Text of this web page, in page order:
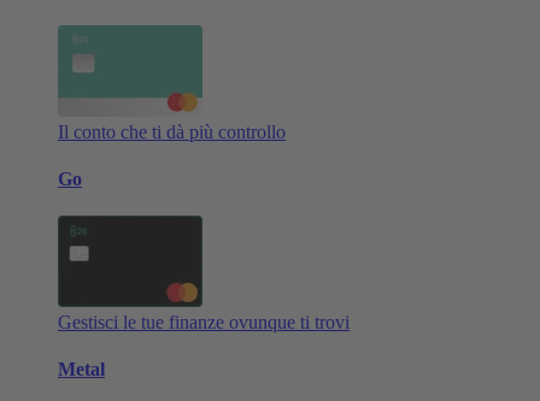
Il conto che ti dà più controllo
Go
Gestisci le tue finanze ovunque ti trovi
Metal